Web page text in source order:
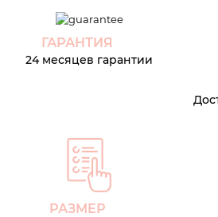
ГАРАНТИЯ
24 месяцев гарантии
РАЗМЕР